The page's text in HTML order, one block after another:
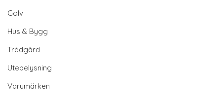
Golv
Hus & Bygg
Trådgård
Utebelysning
Varumärken